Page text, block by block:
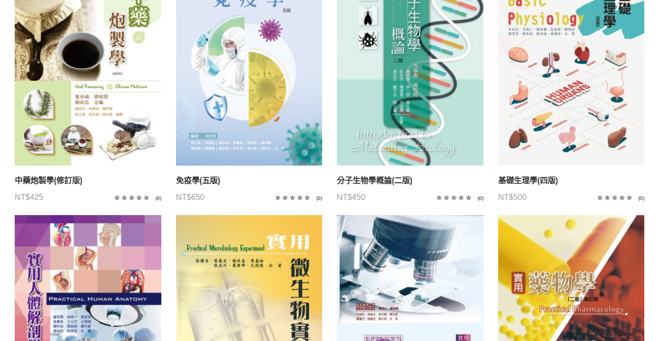
中藥炮製學(修訂版)
NT$425 (0)
免疫學(五版)
NT$650 (0)
分子生物學概論(二版)
NT$450 (0)
基礎生理學(四版)
NT$500 (0)